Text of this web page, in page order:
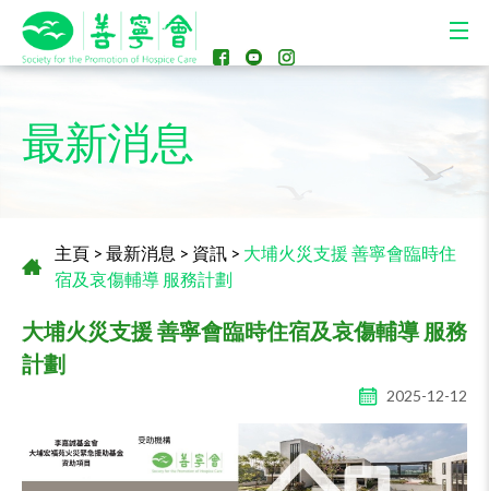
最新消息
主頁 > 最新消息 > 資訊 > 大埔火災支援 善寧會臨時住
宿及哀傷輔導 服務計劃
大埔火災支援 善寧會臨時住宿及哀傷輔導 服務
計劃
2025-12-12